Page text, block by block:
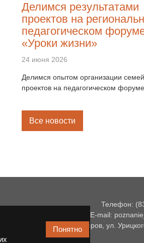
Понятно
Делимся результатами
проектов на
педагогическом
«Уроки жизни»
24 июня 2026
Делимся опытом организации
проектов на педагогическом форуме
Все новости
Телефон:
E-mail:
г. Киров, ул.